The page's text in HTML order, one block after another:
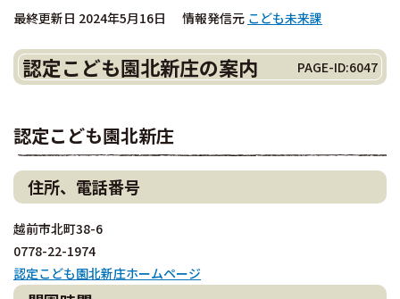
最終更新日 2024年5月16日 情報発信元 こども未来課
認定こども園北新庄の案内 PAGE-ID:6047
認定こども園北新庄
住所、電話番号
越前市北町38-6
0778-22-1974
認定こども園北新庄ホームページ